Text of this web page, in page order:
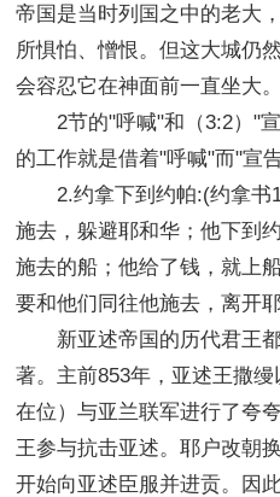
帝国是当时列国之中的老大
所惧怕、憎恨。但这大城仍
会容忍它在神面前一直坐大。
2节的"呼喊"和（3:2）"宣
的工作就是借着"呼喊"而"宣
2.约拿下到约帕:(约拿书
施去，躲避耶和华；他下到
施去的船；他给了钱，就上船
要和他们同往他施去，离开耶
新亚述帝国的历代君王都
著。主前853年，亚述王撒
在位）与亚兰联军进行了夸
王参与抗击亚述。耶户改朝
开始向亚述臣服并进贡。因